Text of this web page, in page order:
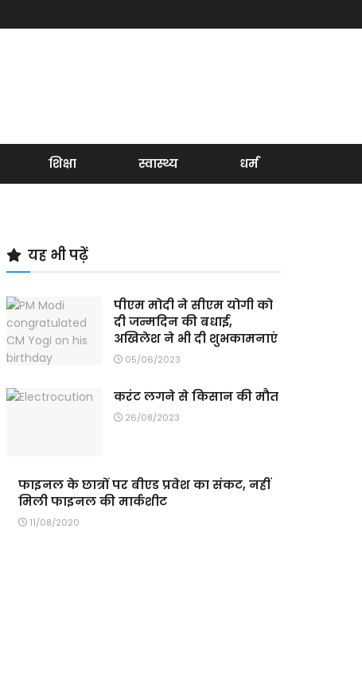
शिक्षा स्वास्थ्य धर्म
यह भी पढ़ें
पीएम मोदी ने सीएम योगी को
दी जन्मदिन की बधाई,
अखिलेश ने भी दी शुभकामनाएं
05/06/2023
करंट लगने से किसान की मौत
26/08/2023
फाइनल के छात्रों पर बीएड प्रवेश का संकट, नहीं
मिली फाइनल की मार्कशीट
11/08/2020